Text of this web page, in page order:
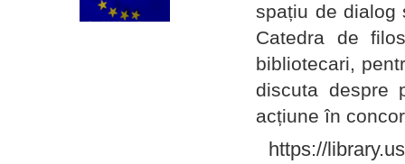
spațiu de dialog
Catedra de
bibliotecari,
discuta despre
acțiune în
https://